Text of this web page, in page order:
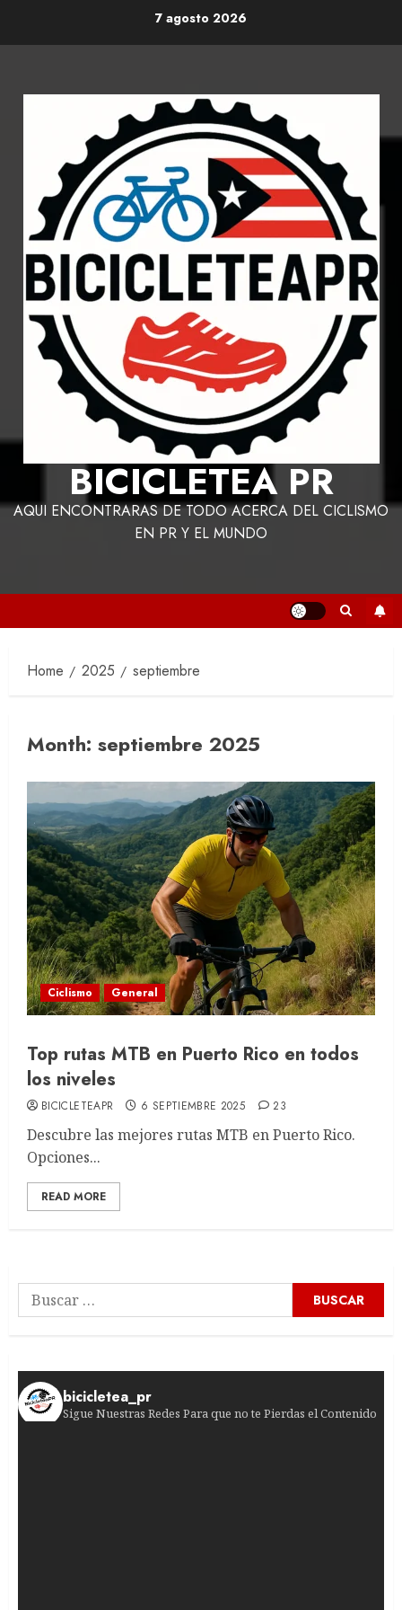
7 agosto 2026
BICICLETEA PR
AQUI ENCONTRARAS DE TODO ACERCA DEL CICLISMO
EN PR Y EL MUNDO
Home 2025 septiembre
Month: septiembre 2025
Ciclismo General
Top rutas MTB en Puerto Rico en todos
los niveles
BICICLETEAPR 6 SEPTIEMBRE 2025 23
Descubre las mejores rutas MTB en Puerto Rico.
Opciones...
READ MORE
Buscar:
bicicletea_pr
Sigue Nuestras Redes Para que no te Pierdas el Contenido